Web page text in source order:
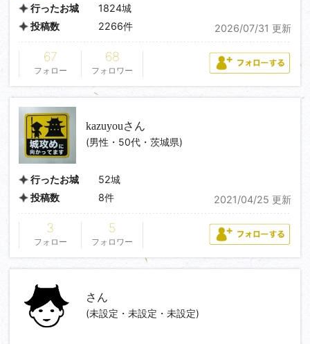
行ったお城 1824城
投稿数 2266件 2026/07/31 更新
67
フォロー
68
フォロワー
kazuyouさん
(男性・50代・茨城県)
行ったお城 52城
投稿数 8件 2021/04/25 更新
3
フォロー
5
フォロワー
さん
(未設定・未設定・未設定)